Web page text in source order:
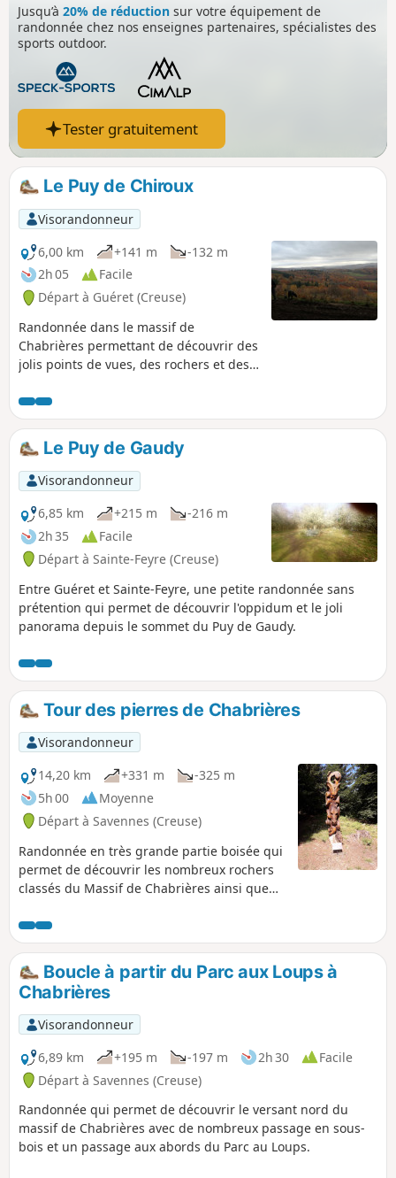
Jusqu’à 20% de réduction sur votre équipement de
randonnée chez nos enseignes partenaires, spécialistes des
sports outdoor.
Tester gratuitement
Le Puy de Chiroux
Visorandonneur
6,00 km
+141 m
-132 m
2h 05
Facile
Départ à Guéret (Creuse)
Randonnée dans le massif de
Chabrières permettant de découvrir des
jolis points de vues, des rochers et des
Randonnée à faire en famille avec des
passages en sous-bois et chemin
forestier.
Le Puy de Gaudy
Visorandonneur
6,85 km
+215 m
-216 m
2h 35
Facile
Départ à Sainte-Feyre (Creuse)
Entre Guéret et Sainte-Feyre, une petite randonnée sans
prétention qui permet de découvrir l'oppidum et le joli
panorama depuis le sommet du Puy de Gaudy.
Tour des pierres de Chabrières
Visorandonneur
14,20 km
+331 m
-325 m
5h 00
Moyenne
Départ à Savennes (Creuse)
Randonnée en très grande partie boisée qui
permet de découvrir les nombreux rochers
classés du Massif de Chabrières ainsi que
Boucle à partir du Parc aux Loups à
Chabrières
Visorandonneur
6,89 km
+195 m -197 m 2h 30
Facile
Départ à Savennes (Creuse)
Randonnée qui permet de découvrir le versant nord du
massif de Chabrières avec de nombreux passage en sous-
bois et un passage aux abords du Parc au Loups.